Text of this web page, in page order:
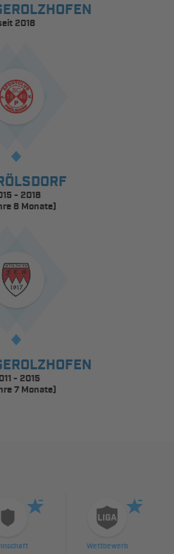
2018
- 2018
8 Monate)
- 2015
7 Monate)
Wettbewerb